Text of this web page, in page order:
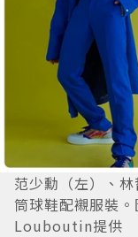
范少勳（左）、
筒球鞋配襯服裝
Louboutin提供